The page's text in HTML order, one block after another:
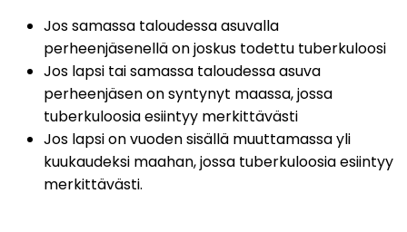
Jos samassa taloudessa asuvalla
perheenjäsenellä on joskus todettu tuberkuloosi
Jos lapsi tai samassa taloudessa asuva
perheenjäsen on syntynyt maassa, jossa
tuberkuloosia esiintyy merkittävästi
Jos lapsi on vuoden sisällä muuttamassa yli
kuukaudeksi maahan, jossa tuberkuloosia esiintyy
merkittävästi.